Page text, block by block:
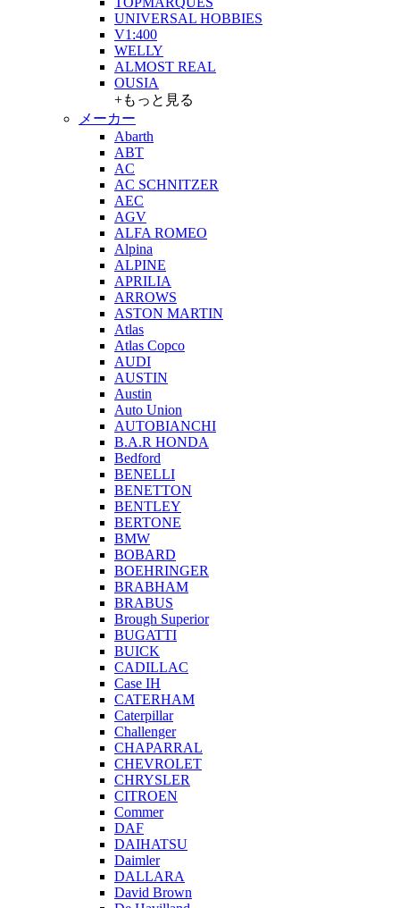
UNIVERSAL HOBBIES
V1:400
WELLY
ALMOST REAL
OUSIA
+もっと見る
メーカー
Abarth
ABT
AC
AC SCHNITZER
AEC
AGV
ALFA ROMEO
Alpina
ALPINE
APRILIA
ARROWS
ASTON MARTIN
Atlas
Atlas Copco
AUDI
AUSTIN
Austin
Auto Union
AUTOBIANCHI
B.A.R HONDA
Bedford
BENELLI
BENETTON
BENTLEY
BERTONE
BMW
BOBARD
BOEHRINGER
BRABHAM
BRABUS
Brough Superior
BUGATTI
BUICK
CADILLAC
Case IH
CATERHAM
Caterpillar
Challenger
CHAPARRAL
CHEVROLET
CHRYSLER
CITROEN
Commer
DAF
DAIHATSU
Daimler
DALLARA
David Brown